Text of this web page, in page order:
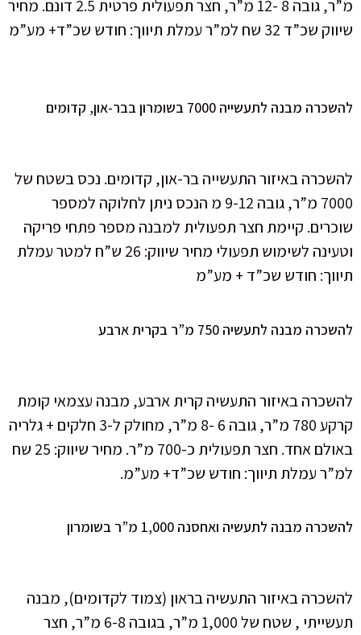
מ”ר, גובה 8 -12 מ”ר, חצר תפעולית פרטית 2.5 דונם. מחיר
שיווק שכ”ד 32 שח למ”ר עמלת תיווך: חודש שכ”ד+ מע”מ
מבנה לתעשייה 7000 בשומרון בבר-און, קדומים
באיזור התעשייה בר-און, קדומים. נכס בשטח של
7000 מ”ר, גובה 9-12 מ הנכס ניתן לחלוקה למספר
קיימת חצר תפעולית למבנה מספר פתחי פריקה
וטעינה לשימוש תפעולי מחיר שיווק: 26 ש”ח למטר עמלת
חודש שכ”ד + מע”מ
מבנה לתעשיה 750 מ”ר בקרית ארבע
באיזור התעשיה קרית ארבע, מבנה עצמאי קומת
קרקע 780 מ”ר, גובה 6 -8 מ”ר, מחולק ל-3 חלקים + גלריה
באולם אחד. חצר תפעולית כ-700 מ”ר. מחיר שיווק: 25 שח
עמלת תיווך: חודש שכ”ד+ מע”מ.
מבנה לתעשיה ואחסנה 1,000 מ”ר בשומרון
באיזור התעשיה בראון (צמוד לקדומים), מבנה
תעשייתי , שטח של 1,000 מ”ר, בגובה 6-8 מ”ר, חצר